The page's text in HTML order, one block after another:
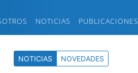
NOTICIAS PUBLICACIONES
NOTICIAS NOVEDADES